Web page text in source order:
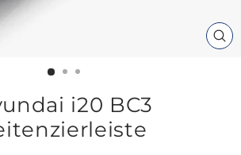
i20 BC3